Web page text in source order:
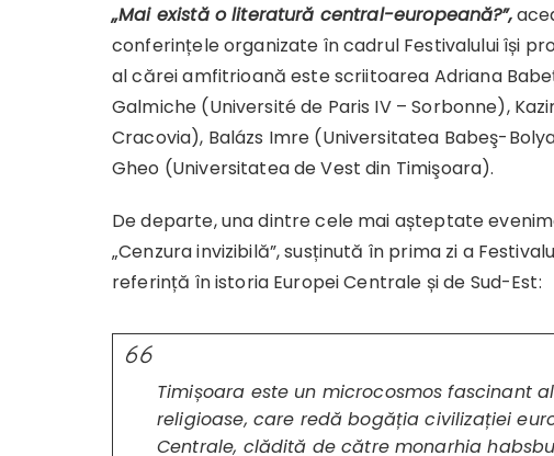
„Mai există o literatură central-europeană?”,
conferințele organizate în cadrul Festivalului își
al cărei amfitrioană este scriitoarea Adriana
Galmiche (Université de Paris IV – Sorbonne),
Cracovia), Balázs Imre (Universitatea Babeş-
Gheo (Universitatea de Vest din Timişoara).
De departe, una dintre cele mai așteptate
„Cenzura invizibilă”, susținută în prima zi a
referință în istoria Europei Centrale și de Sud-Est:
Timișoara este un microcosmos fascinant
religioase, care redă bogăția civilizației
Centrale, clădită de către monarhia